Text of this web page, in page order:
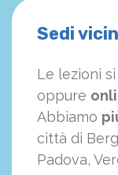
Sedi
Le lezioni
oppure
Abbiamo
città di
Padova,